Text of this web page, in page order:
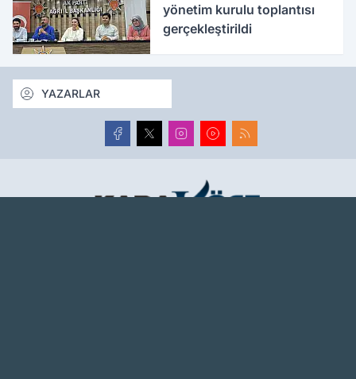
yönetim kurulu toplantısı
gerçekleştirildi
YAZARLAR